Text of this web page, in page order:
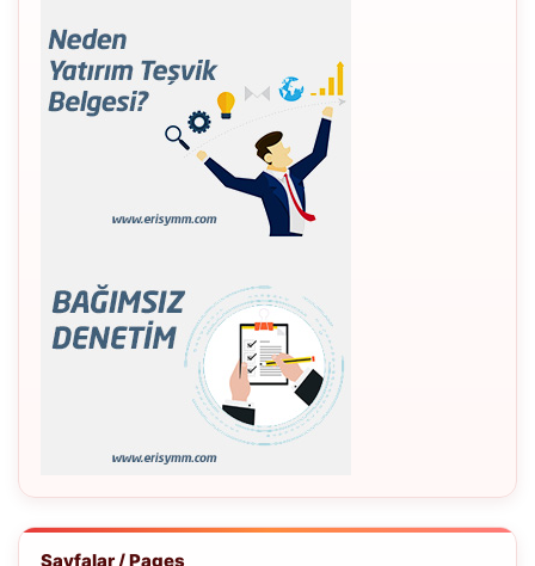
Sayfalar / Pages